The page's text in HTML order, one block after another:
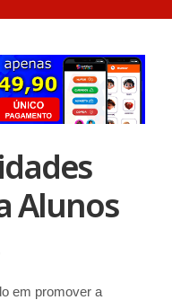
Alunos
em promover a